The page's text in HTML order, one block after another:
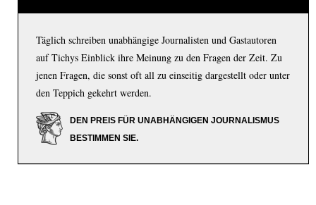
Täglich schreiben unabhängige Journalisten und Gastautoren
auf Tichys Einblick ihre Meinung zu den Fragen der Zeit. Zu
jenen Fragen, die sonst oft all zu einseitig dargestellt oder unter
den Teppich gekehrt werden.
DEN PREIS FÜR UNABHÄNGIGEN JOURNALISMUS
BESTIMMEN SIE.